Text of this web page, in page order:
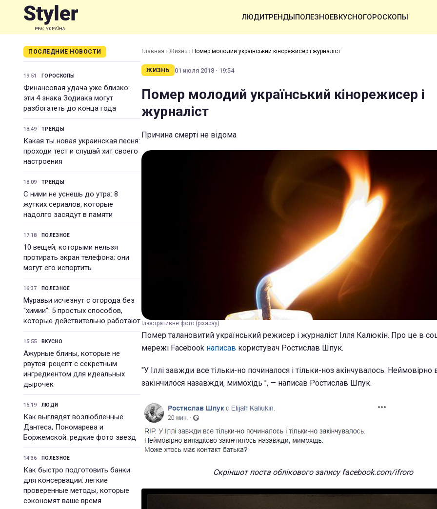
ЛЮДИТРЕНДЫПОЛЕЗНОЕВКУСНОГОРОСКОПЫ
ПОСЛЕДНИЕ НОВОСТИ
19:51 ГОРОСКОПЫ
Финансовая удача уже близко:
эти 4 знака Зодиака могут
разбогатеть до конца года
18:49 ТРЕНДЫ
Какая ты новая украинская песня:
проходи тест и слушай хит своего
настроения
18:09 ТРЕНДЫ
С ними не уснешь до утра: 8
жутких сериалов, которые
надолго засядут в памяти
17:18 ПОЛЕЗНОЕ
10 вещей, которыми нельзя
протирать экран телефона: они
могут его испортить
16:37 ПОЛЕЗНОЕ
Муравьи исчезнут с огорода без
"химии": 5 простых способов,
которые действительно работают
15:55 ВКУСНО
Ажурные блины, которые не
рвутся: рецепт с секретным
ингредиентом для идеальных
дырочек
15:19 ЛЮДИ
Как выглядят возлюбленные
Дантеса, Пономарева и
Боржемской: редкие фото звезд
14:36 ПОЛЕЗНОЕ
Как быстро подготовить банки
для консервации: легкие
проверенные методы, которые
сэкономят ваше время
Главная › Жизнь › Помер молодий український кінорежисер і журналіст
ЖИЗНЬ 01 июля 2018 · 19:54
Помер молодий український кінорежисер і
журналіст
Причина смерті не відома
Ілюстративне фото (pixabay)
Помер талановитий український режисер і журналіст Ілля Калюкін. Про це в
мережі Facebook написав користувач Ростислав Шпук.
"У Іллі завжди все тільки-но починалося і тільки-ноз акінчувалось.
закінчилося назавжди, мимохідь ", — написав Ростислав Шпук.
Скріншот поста облікового запису facebook.com/ifroro